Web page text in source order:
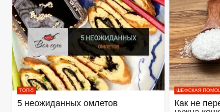
ТОП-5
5 неожиданных омлетов
ШЕФСКАЯ
Как не